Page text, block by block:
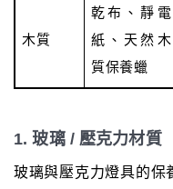
木質
乾布、靜電
紙、天然木
質保養蠟
1. 玻璃 / 壓克力材質
玻璃與壓克力燈具的保